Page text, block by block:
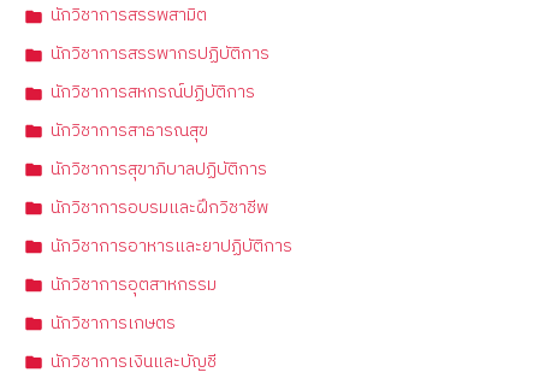
นักวิชาการสรรพสามิต
นักวิชาการสรรพากรปฏิบัติการ
นักวิชาการสหกรณ์ปฏิบัติการ
นักวิชาการสาธารณสุข
นักวิชาการสุขาภิบาลปฏิบัติการ
นักวิชาการอบรมและฝึกวิชาชีพ
นักวิชาการอาหารและยาปฏิบัติการ
นักวิชาการอุตสาหกรรม
นักวิชาการเกษตร
นักวิชาการเงินและบัญชี